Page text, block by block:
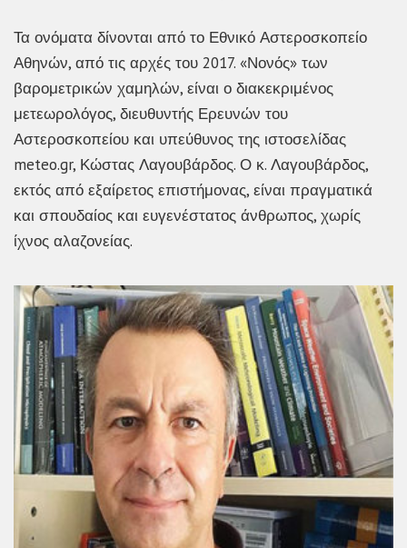
Τα ονόματα δίνονται από το Εθνικό Αστεροσκοπείο
Αθηνών, από τις αρχές του 2017. «Νονός» των
βαρομετρικών χαμηλών, είναι ο διακεκριμένος
μετεωρολόγος, διευθυντής Ερευνών του
Αστεροσκοπείου και υπεύθυνος της ιστοσελίδας
meteo.gr, Κώστας Λαγουβάρδος. Ο κ. Λαγουβάρδος,
εκτός από εξαίρετος επιστήμονας, είναι πραγματικά
και σπουδαίος και ευγενέστατος άνθρωπος, χωρίς
ίχνος αλαζονείας.